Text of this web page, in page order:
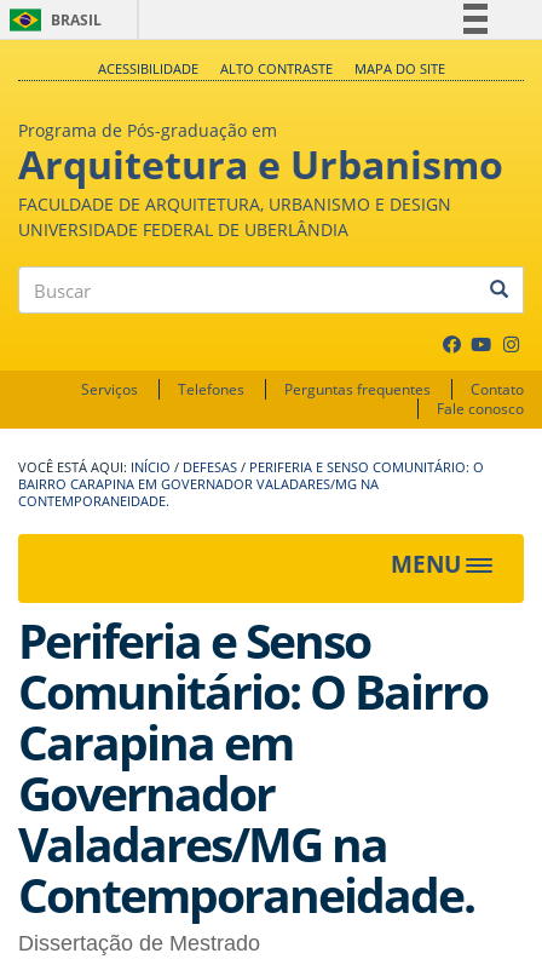
BRASIL
Acesso à informação
Legislação
ACESSIBILIDADE ALTO CONTRASTE MAPA DO SITE
Programa de Pós-graduação em
Arquitetura e Urbanismo
FACULDADE DE ARQUITETURA, URBANISMO E DESIGN
UNIVERSIDADE FEDERAL DE UBERLÂNDIA
Serviços Telefones Perguntas frequentes
Contato
Fale conosco
INÍCIO / DEFESAS / PERIFERIA E SENSO COMUNITÁRIO: O
BAIRRO CARAPINA EM GOVERNADOR VALADARES/MG NA
CONTEMPORANEIDADE.
MENU
Toggle
Periferia e Senso
Comunitário: O Bairro
Carapina em
Governador
Valadares/MG na
Contemporaneidade.
Dissertação de Mestrado